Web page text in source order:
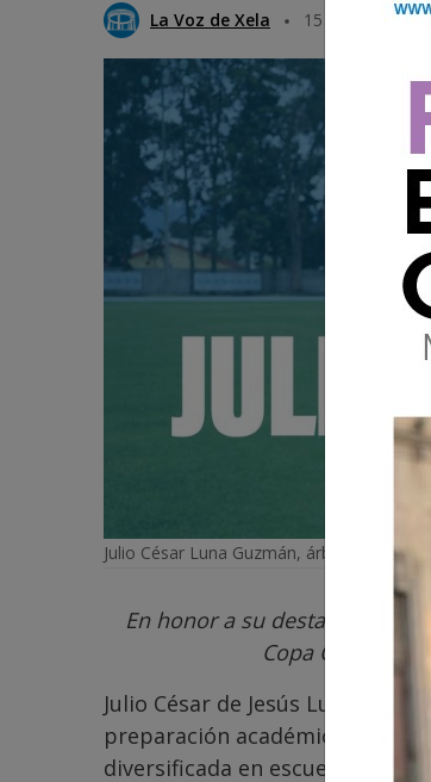
La Voz de Xela 15 Agosto 2025
Julio César Luna Guzmán, árbitro
En honor a su destacada
Copa Oro,
Julio César de Jesús Luna
preparación académica en
diversificada en escuelas